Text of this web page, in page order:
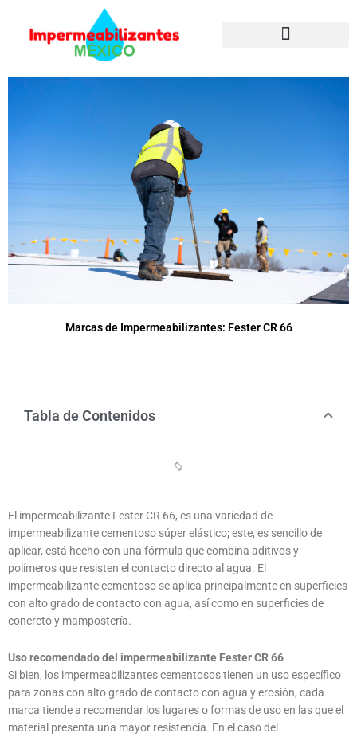
contenido
Marcas de Impermeabilizantes: Fester CR 66
Tabla de Contenidos
El impermeabilizante Fester CR 66, es una variedad de
impermeabilizante cementoso súper elástico; este, es sencillo de
aplicar, está hecho con una fórmula que combina aditivos y
polímeros que resisten el contacto directo al agua. El
impermeabilizante cementoso se aplica principalmente en superficies
con alto grado de contacto con agua, así como en superficies de
concreto y mampostería.
Uso recomendado del impermeabilizante Fester CR 66
Si bien, los impermeabilizantes cementosos tienen un uso específico
para zonas con alto grado de contacto con agua y erosión, cada
marca tiende a recomendar los lugares o formas de uso en las que el
material presenta una mayor resistencia. En el caso del